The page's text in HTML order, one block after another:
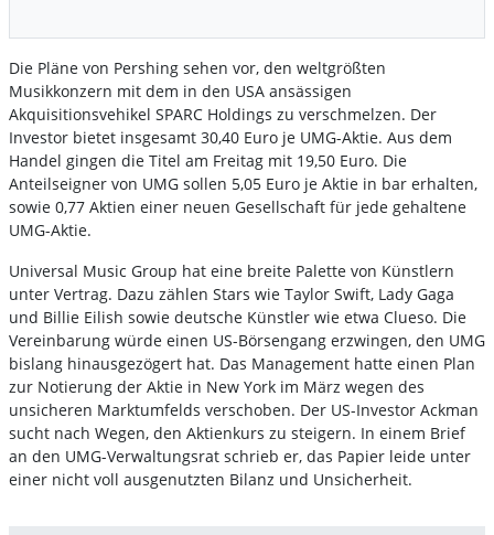
Die Pläne von Pershing sehen vor, den weltgrößten
Musikkonzern mit dem in den USA ansässigen
Akquisitionsvehikel SPARC Holdings zu verschmelzen. Der
Investor bietet insgesamt 30,40 Euro je UMG-Aktie. Aus dem
Handel gingen die Titel am Freitag mit 19,50 Euro. Die
Anteilseigner von UMG sollen 5,05 Euro je Aktie in bar erhalten,
sowie 0,77 Aktien einer neuen Gesellschaft für jede gehaltene
UMG-Aktie.
Universal Music Group hat eine breite Palette von Künstlern
unter Vertrag. Dazu zählen Stars wie Taylor Swift, Lady Gaga
und Billie Eilish sowie deutsche Künstler wie etwa Clueso. Die
Vereinbarung würde einen US-Börsengang erzwingen, den UMG
bislang hinausgezögert hat. Das Management hatte einen Plan
zur Notierung der Aktie in New York im März wegen des
unsicheren Marktumfelds verschoben. Der US-Investor Ackman
sucht nach Wegen, den Aktienkurs zu steigern. In einem Brief
an den UMG-Verwaltungsrat schrieb er, das Papier leide unter
einer nicht voll ausgenutzten Bilanz und Unsicherheit.